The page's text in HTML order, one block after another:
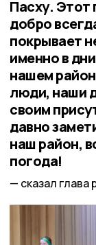
Пасху. Этот
добро
покрывает
именно в
нашем
люди, наши
своим
давно
наш район,
погода!
сказал глава